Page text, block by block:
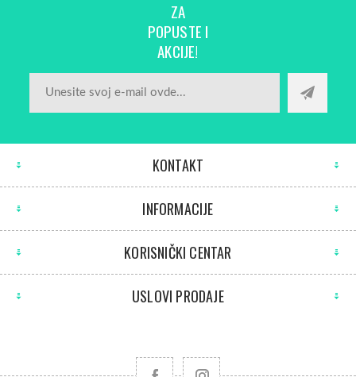
ZA
POPUSTE I
AKCIJE!
KONTAKT
INFORMACIJE
KORISNIČKI CENTAR
USLOVI PRODAJE